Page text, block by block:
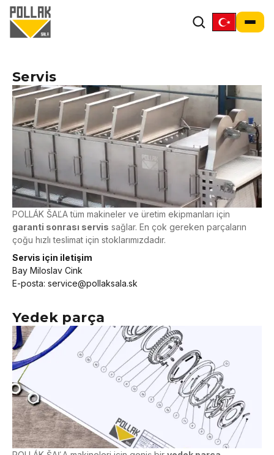
Servis
POLLÁK ŠAĽA tüm makineler ve üretim ekipmanları için
garanti sonrası servis sağlar. En çok gereken parçaların
çoğu hızlı teslimat için stoklarımızdadır.
Servis için iletişim
Bay Miloslav Cink
E-posta: service@pollaksala.sk
Yedek parça